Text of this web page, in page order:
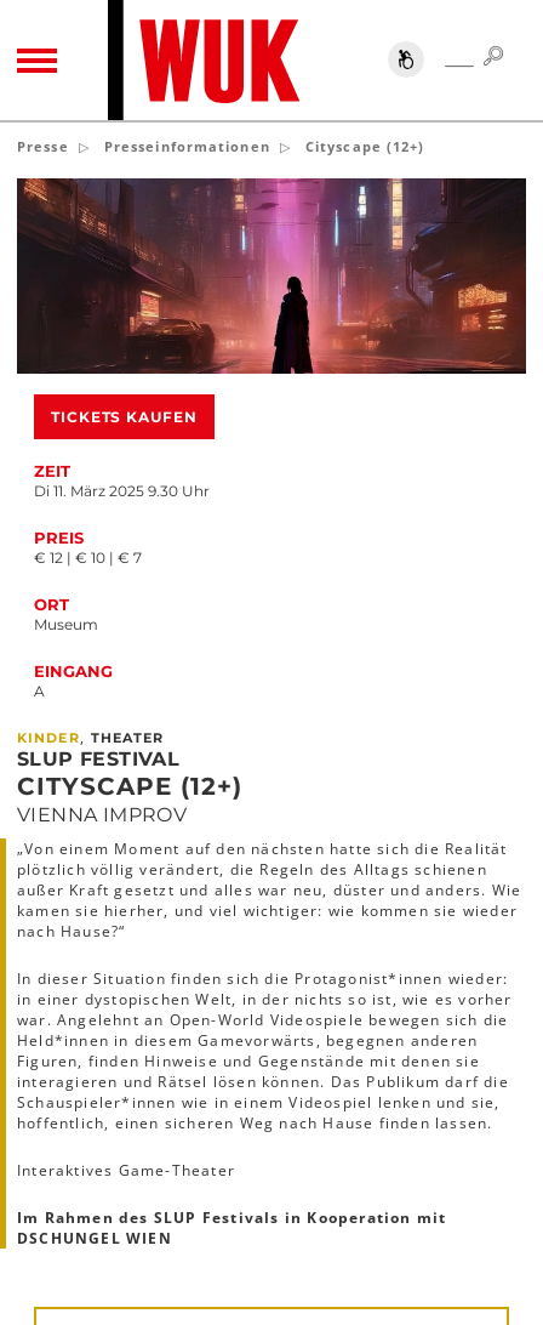
TOGGLE NAVIGATION SUCHE
Presse Presseinformationen Cityscape (12+)
TICKETS KAUFEN
ZEIT
Di 11. März 2025 9.30 Uhr
PREIS
€ 12 | € 10 | € 7
ORT
Museum
EINGANG
A
KINDER, THEATER
SLUP FESTIVAL
CITYSCAPE (12+)
VIENNA IMPROV
„Von einem Moment auf den nächsten hatte sich die Realität
plötzlich völlig verändert, die Regeln des Alltags schienen
außer Kraft gesetzt und alles war neu, düster und anders. Wie
kamen sie hierher, und viel wichtiger: wie kommen sie wieder
nach Hause?“
In dieser Situation finden sich die Protagonist*innen wieder:
in einer dystopischen Welt, in der nichts so ist, wie es vorher
war. Angelehnt an Open-World Videospiele bewegen sich die
Held*innen in diesem Gamevorwärts, begegnen anderen
Figuren, finden Hinweise und Gegenstände mit denen sie
interagieren und Rätsel lösen können. Das Publikum darf die
Schauspieler*innen wie in einem Videospiel lenken und sie,
hoffentlich, einen sicheren Weg nach Hause finden lassen.
Interaktives Game-Theater
Im Rahmen des SLUP Festivals in Kooperation mit
DSCHUNGEL WIEN